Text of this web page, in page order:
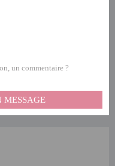
un commentaire ?
MESSAGE